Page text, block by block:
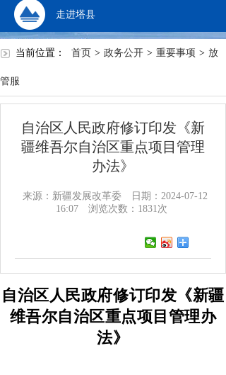
走进塔县
当前位置： 首页 > 政务公开 > 重要事项 > 放
管服
自治区人民政府修订印发《新
疆维吾尔自治区重点项目管理
办法》
来源：新疆发展改革委
日期：2024-07-12
16:07
浏览次数： 1831次
自治区人民政府修订印发《新疆
维吾尔自治区重点项目管理办
法》